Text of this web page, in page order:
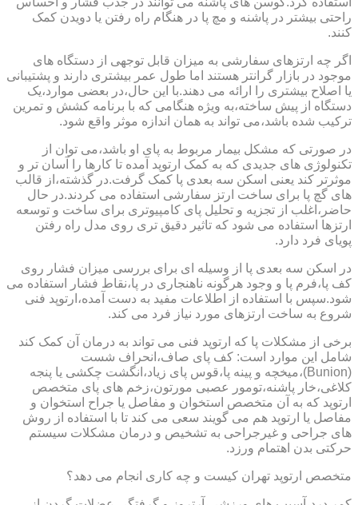
راحتی بیشتر در پاشنه و مچ پا در هنگام راه رفتن یا دویدن کمک
کنند.
اگر چه ارتزهای سفارشی به میزان قابل توجهی از دستگاه های
موجود در بازار گرانتر هستند اما طول عمر بیشتری دارند و پشتیبانی
یا اصلاح بیشتری را ارائه می دهند.با این حال،در بعضی موارد،یک
دستگاه از پیش ساخته،به ویژه هنگامی که با برنامه کشش و تمرین
ترکیب شده باشد،می تواند به همان اندازه موثر واقع شود.
در صورتی که مشکل بیمار مربوط به پای او باشد،می توان از
تکنولوژی های جدیدی که به کمک ارتوپد آمده تا کارها را آسان تر و
موثرتر کند یعنی اسکن سه بعدی پا کمک گرفت.در گذشته،از قالب
های گچ پا برای ساخت ارتز سفارشی استفاده می کردند.در حال
حاضر،اغلب از تجزیه و تحلیل پای کامپیوتری برای ساخت و توسعه
ارتزها استفاده می شود که تاثیر دقیق تری روی مدل راه رفتن
پویای فرد دارد.
در اسکن سه بعدی پا از وسیله ای برای بررسی میزان فشار روی
کف پا،فرم پا و وجود هرگونه ناهنجاری در پا،نقاط فشار استفاده می
شود.سپس با استفاده از اطلاعات مفید به دست آمده،ارتوپد فنی
شروع به ساخت ارتزهای مورد نیاز فرد می کند.
برخی از مشکلات پا که ارتوپد فنی می تواند به درمان آن کمک کند
شامل این موارد است: کف پای صاف،انحراف شست
(Bunion)،میخچه و پینه پا،قوس پای زیاد،انگشت چکشی یا پنجه
کلاغی،خار پاشنه،تومور عصبی مورتون،زخم های پای متخصص
ارتوپد که به آن متخصص استخوان و مفاصل یا جراح استخوان و
مفاصل یا ارتوپد هم می گویند سعی می کند تا با استفاده از روش
های جراحی و غیرجراحی به تشخیص و درمان مشکلات سیستم
حرکتی بدن اهتمام ورزد.
متخصص ارتوپد تهران کیست و چه کاری انجام می دهد؟